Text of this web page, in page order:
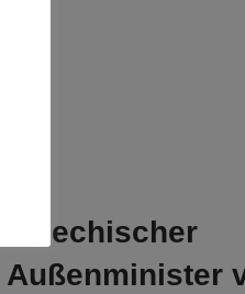
Griechischer
Außenminister